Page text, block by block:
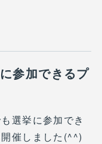
参加できるプ
選挙に参加でき
催しました(^^)